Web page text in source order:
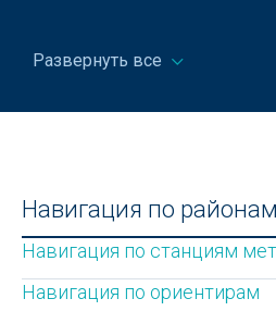
советы и примеры
клинингу
Государственный
драматический театр
имени Мукими в Ташкенте
Развернуть все
Навигация по районам
Навигация по станциям
Навигация по ориентирам